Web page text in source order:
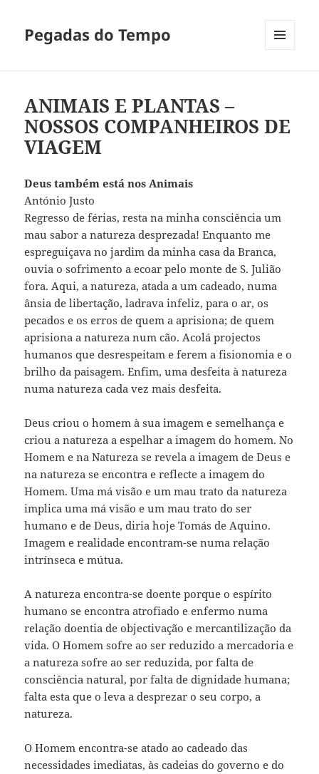
Pegadas do Tempo
ANIMAIS E PLANTAS –
NOSSOS COMPANHEIROS DE
VIAGEM
Deus também está nos Animais
António Justo
Regresso de férias, resta na minha consciência um
mau sabor a natureza desprezada! Enquanto me
espreguiçava no jardim da minha casa da Branca,
ouvia o sofrimento a ecoar pelo monte de S. Julião
fora. Aqui, a natureza, atada a um cadeado, numa
ânsia de libertação, ladrava infeliz, para o ar, os
pecados e os erros de quem a aprisiona; de quem
aprisiona a natureza num cão. Acolá projectos
humanos que desrespeitam e ferem a fisionomia e o
brilho da paisagem. Enfim, uma desfeita à natureza
numa natureza cada vez mais desfeita.
Deus criou o homem à sua imagem e semelhança e
criou a natureza a espelhar a imagem do homem. No
Homem e na Natureza se revela a imagem de Deus e
na natureza se encontra e reflecte a imagem do
Homem. Uma má visão e um mau trato da natureza
implica uma má visão e um mau trato do ser
humano e de Deus, diria hoje Tomás de Aquino.
Imagem e realidade encontram-se numa relação
intrínseca e mútua.
A natureza encontra-se doente porque o espírito
humano se encontra atrofiado e enfermo numa
relação doentia de objectivação e mercantilização da
vida. O Homem sofre ao ser reduzido a mercadoria e
a natureza sofre ao ser reduzida, por falta de
consciência natural, por falta de dignidade humana;
falta esta que o leva a desprezar o seu corpo, a
natureza.
O Homem encontra-se atado ao cadeado das
necessidades imediatas, às cadeias do governo e do